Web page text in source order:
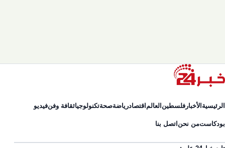
الرئيسية الأخبار فلسطين العالم اقتصادرياضةصحةتكنولوجياثقافة وفنفيديو
بودكاستمن نحن اتصل بنا